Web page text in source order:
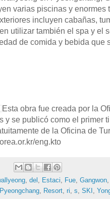
varias piscinas y enormes
incluyen cabañas,
utilizar también el spa y el
de comida y bebida que
Esta obra fue creada por la
y se publicó como el primer
de la Oficina de
eng.kto
, del , Estaci, Fue, Gangwon
Pyeongchang, Resort, ri, s, SKI ,